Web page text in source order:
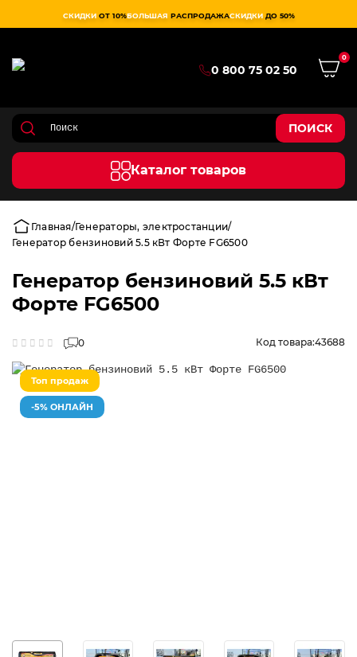
СКИДКИ ОТ 10%БОЛЬШАЯ РАСПРОДАЖАСКИДКИ ДО 50%
0 800 75 02 50
0
ПОИСК
Каталог товаров
Главная Генераторы, электростанции
Генератор бензиновий 5.5 кВт Форте FG6500
Генератор бензиновий 5.5 кВт
Форте FG6500
0 Код товара:43688
Топ продаж
-5% ОНЛАЙН